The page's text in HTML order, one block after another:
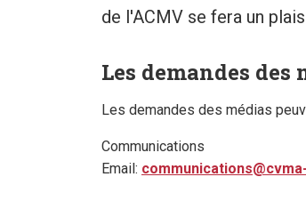
de l'ACMV se fera un
Les demandes des
Les demandes des médias
Communications
Email: